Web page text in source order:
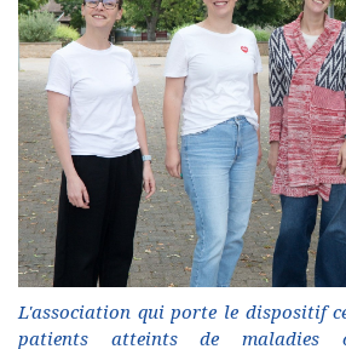
L'association qui porte le dispositif
patients atteints de maladies